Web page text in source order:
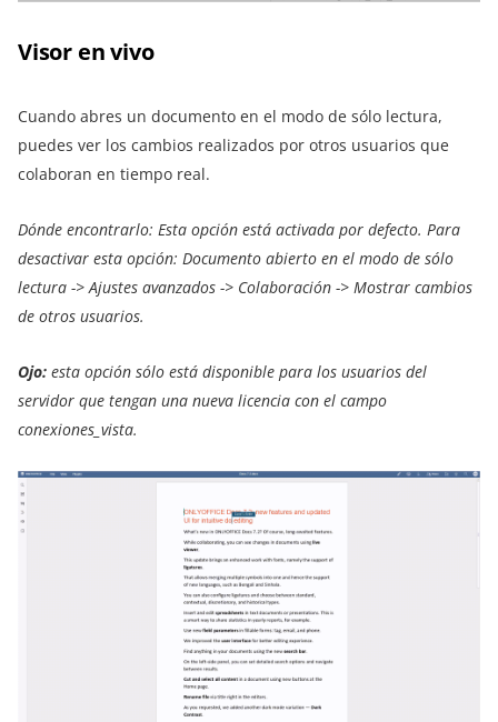
Visor en vivo
Cuando abres un documento en el modo de sólo lectura,
puedes ver los cambios realizados por otros usuarios que
colaboran en tiempo real.
Dónde encontrarlo: Esta opción está activada por defecto. Para
desactivar esta opción: Documento abierto en el modo de sólo
lectura -> Ajustes avanzados -> Colaboración -> Mostrar cambios
de otros usuarios.
Ojo: esta opción sólo está disponible para los usuarios del
servidor que tengan una nueva licencia con el campo
conexiones_vista.